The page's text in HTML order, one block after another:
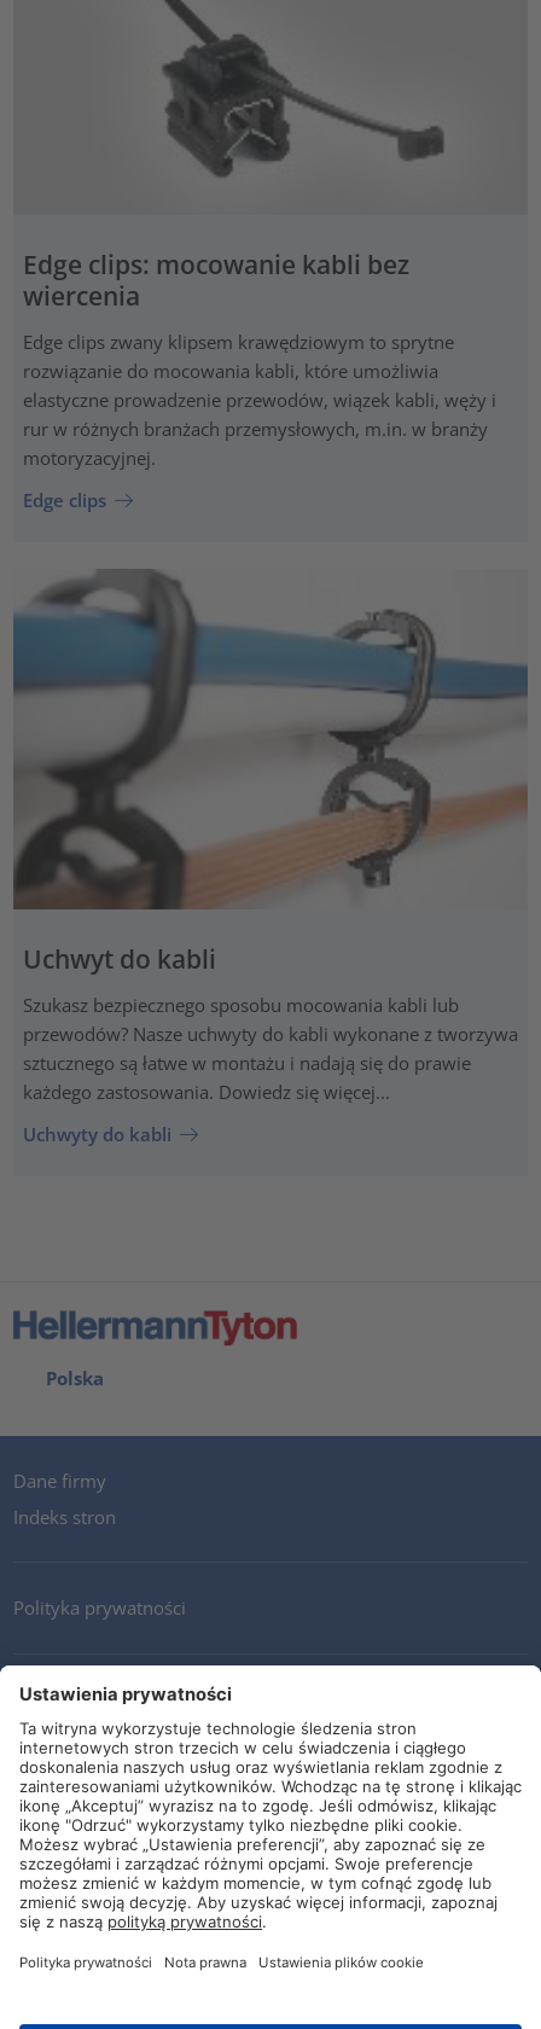
Edge clips: mocowanie kabli bez
wiercenia
Edge clips zwany klipsem krawędziowym to sprytne
rozwiązanie do mocowania kabli, które umożliwia
elastyczne prowadzenie przewodów, wiązek kabli, węży i
rur w różnych branżach przemysłowych, m.in. w branży
motoryzacyjnej.
Edge clips
Uchwyt do kabli
Szukasz bezpiecznego sposobu mocowania kabli lub
przewodów? Nasze uchwyty do kabli wykonane z tworzywa
sztucznego są łatwe w montażu i nadają się do prawie
każdego zastosowania. Dowiedz się więcej...
Uchwyty do kabli
Polska
Dane firmy
Indeks stron
Polityka prywatności
Kontakt
Newsletter
Ogólne warunki i dostawy
Wytyczne i zobowiązania
Media społecznościowe